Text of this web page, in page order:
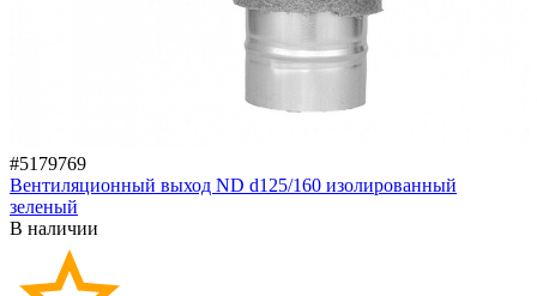
#5179769
Вентиляционный выход ND d125/160 изолированный
зеленый
В наличии